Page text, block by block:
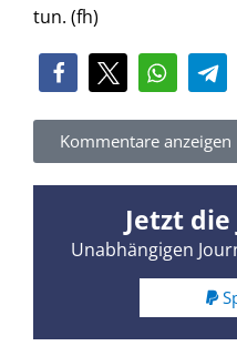
tun. (fh)
Kommentare anzeigen
Jetzt
Unabhängigen